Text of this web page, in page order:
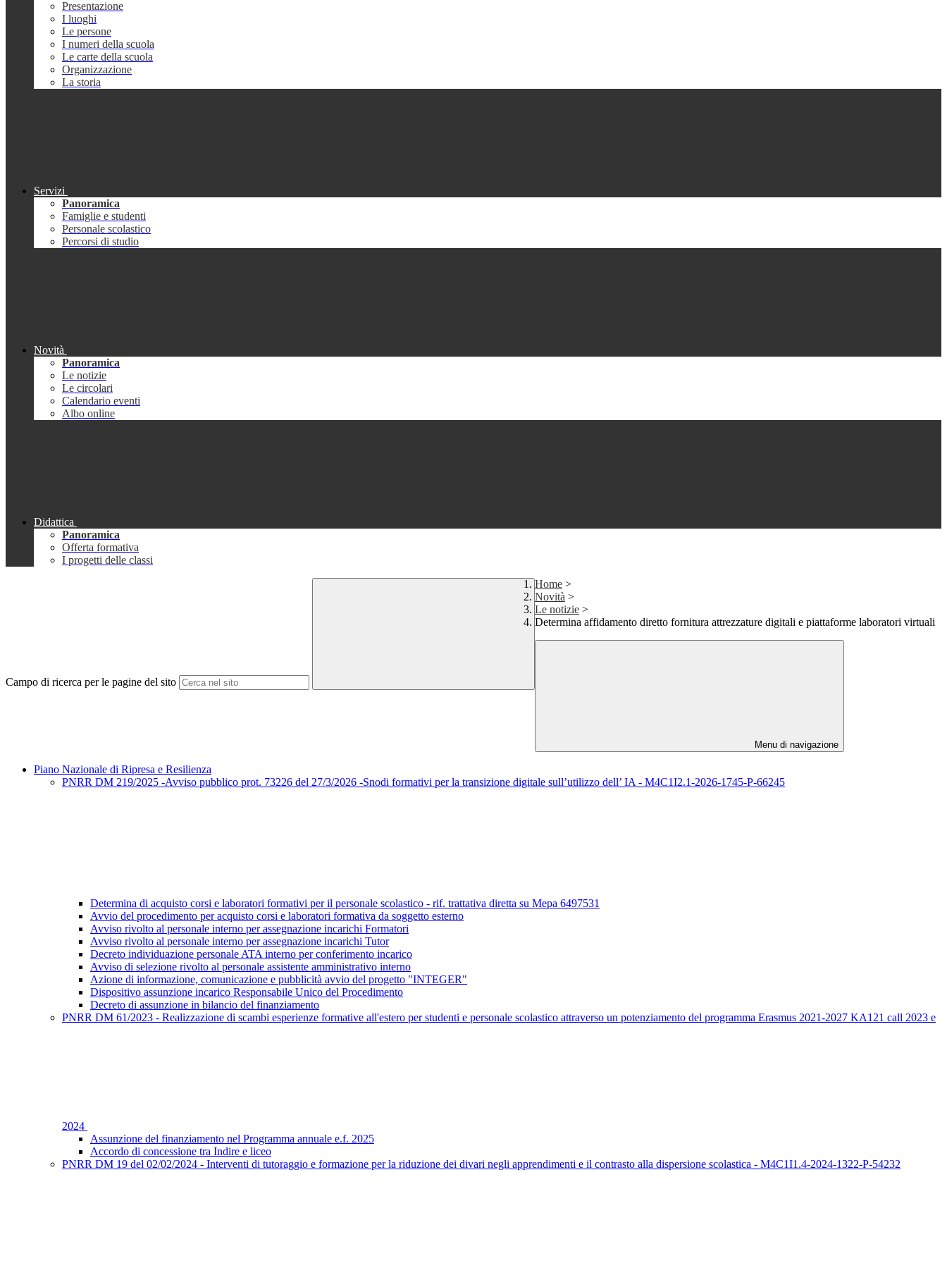
Presentazione
I luoghi
Le persone
I numeri della scuola
Le carte della scuola
Organizzazione
La storia
Servizi
Panoramica
Famiglie e studenti
Personale scolastico
Percorsi di studio
Novità
Panoramica
Le notizie
Le circolari
Calendario eventi
Albo online
Didattica
Panoramica
Offerta formativa
I progetti delle classi
Campo di ricerca per le pagine del sito
Home >
Novità >
Le notizie >
Determina affidamento diretto fornitura attrezzature digitali e piattaforme laboratori virtuali
Menu di navigazione
Piano Nazionale di Ripresa e Resilienza
PNRR DM 219/2025 -Avviso pubblico prot. 73226 del 27/3/2026 -Snodi formativi per la transizione digitale sull’utilizzo dell’ IA - M4C1I2.1-2026-1745-P-66245
Determina di acquisto corsi e laboratori formativi per il personale scolastico - rif. trattativa diretta su Mepa 6497531
Avvio del procedimento per acquisto corsi e laboratori formativa da soggetto esterno
Avviso rivolto al personale interno per assegnazione incarichi Formatori
Avviso rivolto al personale interno per assegnazione incarichi Tutor
Decreto individuazione personale ATA interno per conferimento incarico
Avviso di selezione rivolto al personale assistente amministrativo interno
Azione di informazione, comunicazione e pubblicità avvio del progetto "INTEGER"
Dispositivo assunzione incarico Responsabile Unico del Procedimento
Decreto di assunzione in bilancio del finanziamento
PNRR DM 61/2023 - Realizzazione di scambi esperienze formative all'estero per studenti e personale scolastico attraverso un potenziamento del programma Erasmus 2021-2027 KA121 call 2023 e
2024
Assunzione del finanziamento nel Programma annuale e.f. 2025
Accordo di concessione tra Indire e liceo
PNRR DM 19 del 02/02/2024 - Interventi di tutoraggio e formazione per la riduzione dei divari negli apprendimenti e il contrasto alla dispersione scolastica - M4C1I1.4-2024-1322-P-54232